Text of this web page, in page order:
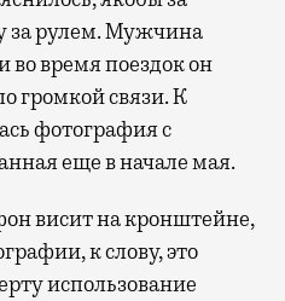
за рулем. Мужчина
во время поездок он
громкой связи. К
фотография с
еще в начале мая.
висит на кронштейне,
к слову, это
использование